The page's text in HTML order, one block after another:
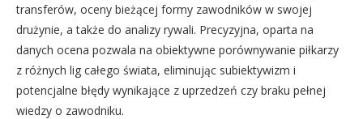
transferów, oceny bieżącej formy zawodników w swojej
drużynie, a także do analizy rywali. Precyzyjna, oparta na
danych ocena pozwala na obiektywne porównywanie piłkarzy
z różnych lig całego świata, eliminując subiektywizm i
potencjalne błędy wynikające z uprzedzeń czy braku pełnej
wiedzy o zawodniku.